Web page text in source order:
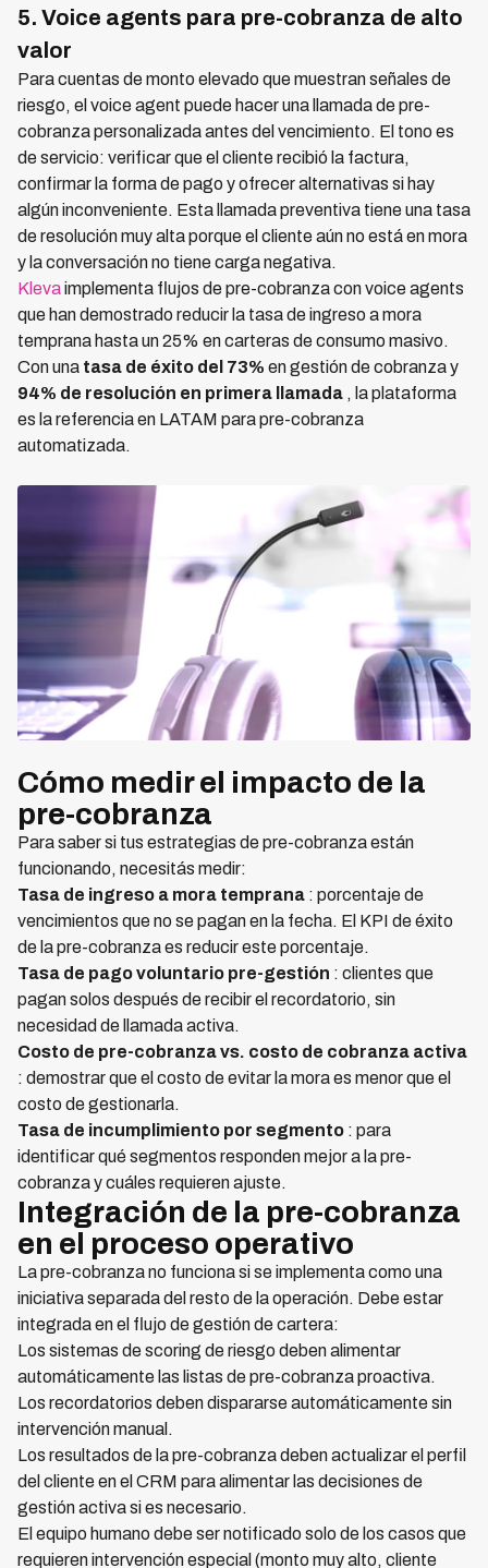
5. Voice agents para pre-cobranza de alto
valor
Para cuentas de monto elevado que muestran señales de
riesgo, el voice agent puede hacer una llamada de pre-
cobranza personalizada antes del vencimiento. El tono es
de servicio: verificar que el cliente recibió la factura,
confirmar la forma de pago y ofrecer alternativas si hay
algún inconveniente. Esta llamada preventiva tiene una tasa
de resolución muy alta porque el cliente aún no está en mora
y la conversación no tiene carga negativa.
Klevaimplementa flujos de pre-cobranza con voice agents
que han demostrado reducir la tasa de ingreso a mora
temprana hasta un 25% en carteras de consumo masivo.
Con una tasa de éxito del 73% en gestión de cobranza y
94% de resolución en primera llamada , la plataforma
es la referencia en LATAM para pre-cobranza
automatizada.
Cómo medir el impacto de la
pre-cobranza
Para saber si tus estrategias de pre-cobranza están
funcionando, necesitás medir:
Tasa de ingreso a mora temprana : porcentaje de
vencimientos que no se pagan en la fecha. El KPI de éxito
de la pre-cobranza es reducir este porcentaje.
Tasa de pago voluntario pre-gestión : clientes que
pagan solos después de recibir el recordatorio, sin
necesidad de llamada activa.
Costo de pre-cobranza vs. costo de cobranza activa
: demostrar que el costo de evitar la mora es menor que el
costo de gestionarla.
Tasa de incumplimiento por segmento : para
identificar qué segmentos responden mejor a la pre-
cobranza y cuáles requieren ajuste.
Integración de la pre-cobranza
en el proceso operativo
La pre-cobranza no funciona si se implementa como una
iniciativa separada del resto de la operación. Debe estar
integrada en el flujo de gestión de cartera:
Los sistemas de scoring de riesgo deben alimentar
automáticamente las listas de pre-cobranza proactiva.
Los recordatorios deben dispararse automáticamente sin
intervención manual.
Los resultados de la pre-cobranza deben actualizar el perfil
del cliente en el CRM para alimentar las decisiones de
gestión activa si es necesario.
El equipo humano debe ser notificado solo de los casos que
requieren intervención especial (monto muy alto, cliente